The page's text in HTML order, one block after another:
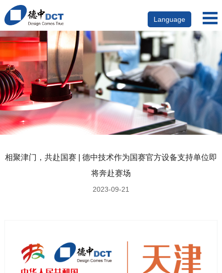
Language
相聚津门，共赴国赛 | 德中技术作为国赛官方设备支持单位即
将奔赴赛场
2023-09-21